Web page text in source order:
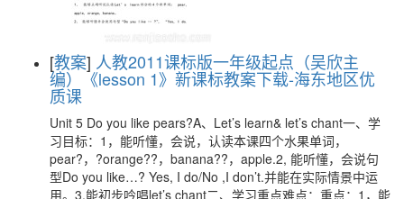
[教案] 人教2011课标版一年级起点（吴欣主
编）《lesson 1》新课标教案下载-海东地区优
质课
Unit 5 Do you like pears?A、Let’s learn& let’s chant一、学
习目标：1，能听懂，会说，认读本课四个水果单词，
pear?，?orange??，banana??，apple.2, 能听懂，会说句
型Do you like…? Yes, I do/No ,I don’t.并能在实际情景中运
用。3,能初步吟唱let’s chant二、学习重点难点：重点：1，能